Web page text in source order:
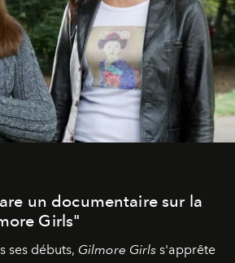
un documentaire sur la
Girls"
ses débuts, Gilmore Girls s'apprête